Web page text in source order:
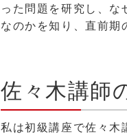
った問題を研究し、
なのかを知り、直前期
佐々木講師
私は初級講座で佐々木